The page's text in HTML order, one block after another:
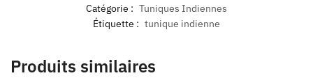
Catégorie : Tuniques Indiennes
Étiquette : tunique indienne
Produits similaires